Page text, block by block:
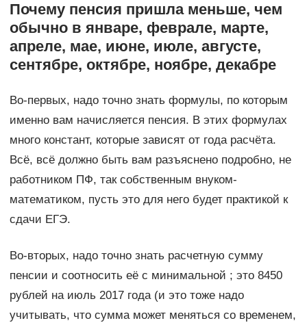
Почему пенсия пришла меньше, чем
обычно в январе, феврале, марте,
апреле, мае, июне, июле, августе,
сентябре, октябре, ноябре, декабре
Во-первых, надо точно знать формулы, по которым
именно вам начисляется пенсия. В этих формулах
много констант, которые зависят от года расчёта.
Всё, всё должно быть вам разъяснено подробно, не
работником ПФ, так собственным внуком-
математиком, пусть это для него будет практикой к
сдачи ЕГЭ.
Во-вторых, надо точно знать расчетную сумму
пенсии и соотносить её с минимальной ; это 8450
рублей на июль 2017 года (и это тоже надо
учитывать, что сумма может меняться со временем,